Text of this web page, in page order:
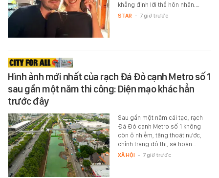
khẳng định lời thề hôn nhân.…
STAR - 7 giờ trước
Hình ảnh mới nhất của rạch Đá Đỏ cạnh Metro số 1
sau gần một năm thi công: Diện mạo khác hẳn
trước đây
Sau gần một năm cải tạo, rạch
Đá Đỏ cạnh Metro số 1 không
còn ô nhiễm, tăng thoát nước,
chỉnh trang đô thị, sẽ hoàn…
XÃ HỘI - 7 giờ trước